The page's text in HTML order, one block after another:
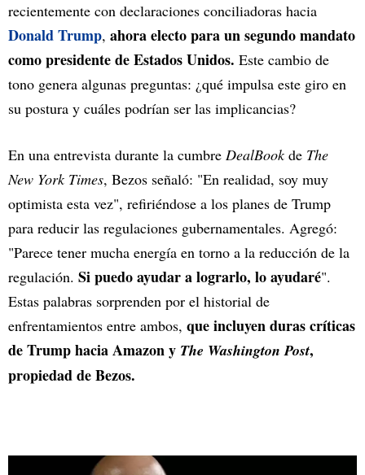
recientemente con declaraciones conciliadoras hacia
Donald Trump, ahora electo para un segundo mandato
como presidente de Estados Unidos. Este cambio de
tono genera algunas preguntas: ¿qué impulsa este giro en
su postura y cuáles podrían ser las implicancias?
En una entrevista durante la cumbre DealBookde The
New York Times, Bezos señaló: "En realidad, soy muy
optimista esta vez", refiriéndose a los planes de Trump
para reducir las regulaciones gubernamentales. Agregó:
"Parece tener mucha energía en torno a la reducción de la
regulación. Si puedo ayudar a lograrlo, lo ayudaré".
Estas palabras sorprenden por el historial de
enfrentamientos entre ambos, que incluyen duras críticas
de Trump hacia Amazon y The Washington Post,
propiedad de Bezos.